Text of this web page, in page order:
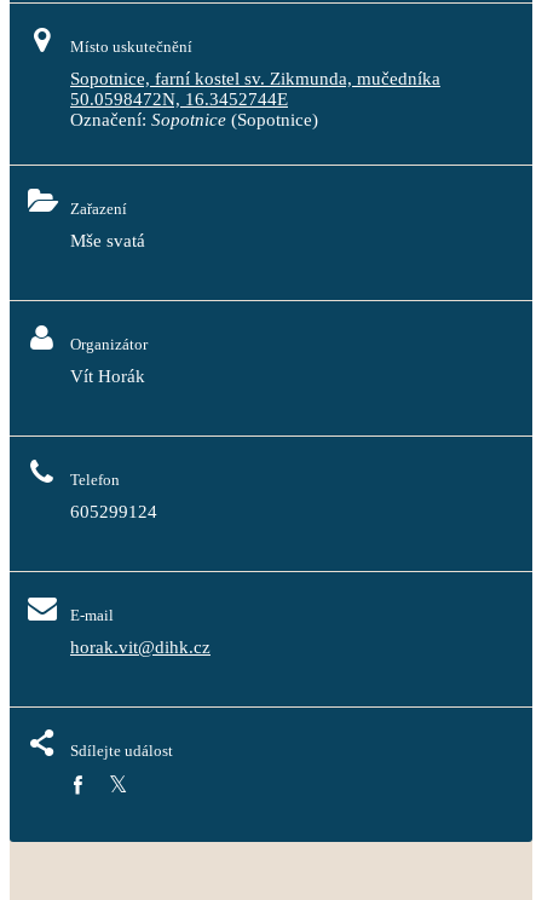
Místo uskutečnění
Sopotnice, farní kostel sv. Zikmunda, mučedníka
50.0598472N, 16.3452744E
Označení: Sopotnice (Sopotnice)
Zařazení
Mše svatá
Organizátor
Vít Horák
Telefon
605299124
E-mail
horak.vit@dihk.cz
Sdílejte událost